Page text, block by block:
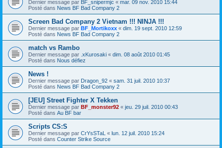
Dernier message par BF_snipermjc « mar. 09 nov. 2010 15:44
Posté dans News BF Bad Company 2
Screen Bad Company 2 Vietnam !!! NINJA !!!
Dernier message par BF_Mortikoxx « dim. 19 sept. 2010 12:59
Posté dans News BF Bad Company 2
match vs Rambo
Dernier message par .xKurosaki « dim. 08 août 2010 01:45
Posté dans Nous défiez
News !
Dernier message par Dragon_92 « sam. 31 juil. 2010 10:37
Posté dans News BF Bad Company 2
[JEU] Street Fighter X Tekken
Dernier message par BF_monster92 « jeu. 29 juil. 2010 00:43
Posté dans Au BF bar
Scripts CS:S
Dernier message par CrYsSTaL « lun. 12 juil. 2010 15:24
Posté dans Counter Strike Source